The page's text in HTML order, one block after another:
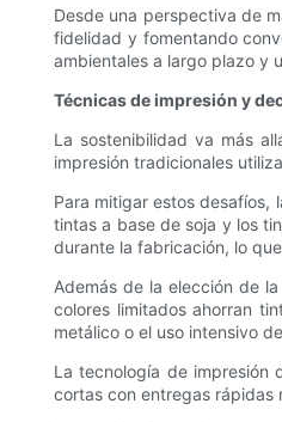
Desde una perspectiva de
fidelidad y fomentando
ambientales a largo plazo y
Técnicas de impresión y
La sostenibilidad va más
impresión tradicionales
Para mitigar estos desafíos,
tintas a base de soja y los
durante la fabricación, lo
Además de la elección de
colores limitados ahorran
metálico o el uso intensivo
La tecnología de impresión
cortas con entregas rápidas